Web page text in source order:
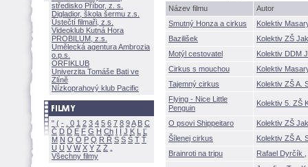
středisko Příbor, z. s.
Digladior, škola šermu z.s.
Ústečtí filmaři, z.s.
Videoklub Kutná Hora
PROBILUM, z.s.
Umělecká agentura Ambrozia
o.p.s.
ORFIKLUB
Univerzita Tomáše Bati ve
Zlíně
Nízkoprahový klub Pacific
" ( - 0 1 2 3 4 5 6 7 8 9A B C
Č D Ď E F G H Ch I Í J K L
Ľ
M N O Ó P Q R Ř S Ś T Ť
U Ú V W X Y Z
Všechny filmy
Název filmu
Autor
Smutný Honza a cirkus
Kolektiv
Bazilišek
Kolektiv ZŠ
Motýl cestovatel
Kolektiv DDM
Cirkus s mouchou
Kolektiv
Tajemný cirkus
Kolektiv ZŠ A.
Flying - Nice Little
Penguin
Kolektiv 5. ZŠ
O psovi Shippeitaro
Kolektiv ZŠ
ílenej cirkus
Kolektiv ZŠ A.
Brainroti na tripu
Rafael Dyrčík